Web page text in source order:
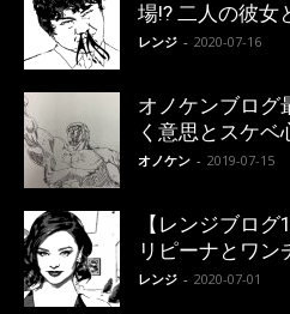
場!? 二人の彼女
レンジ - 2020-07-16
オノケンブログ
く意思とスケベ
オノケン - 2019-07-15
【レンジブロ
リピーナとワン
レンジ - 2020-07-01